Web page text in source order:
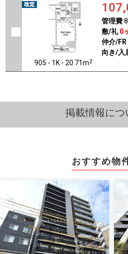
905 - 1K - 20.71m2
管理費
敷/礼 0
仲介/FR
向き/入
掲載情報につ
おすすめ物